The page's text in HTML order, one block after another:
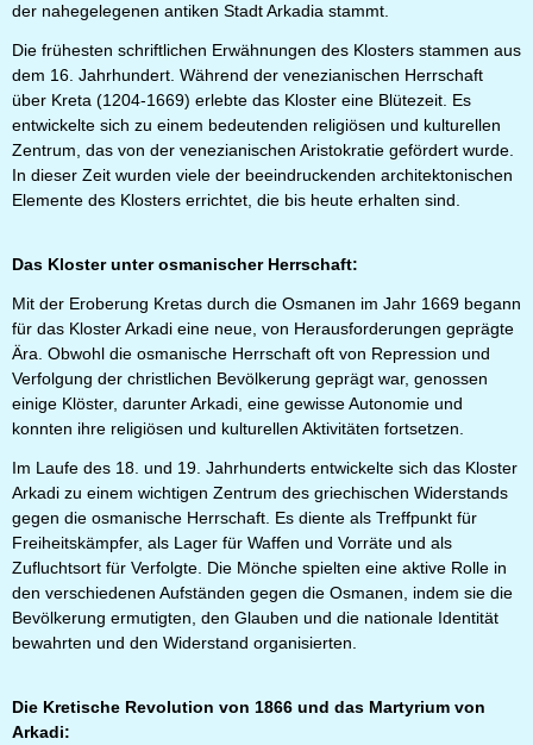
der nahegelegenen antiken Stadt Arkadia stammt.
Die frühesten schriftlichen Erwähnungen des Klosters stammen aus
dem 16. Jahrhundert. Während der venezianischen Herrschaft
über Kreta (1204-1669) erlebte das Kloster eine Blütezeit. Es
entwickelte sich zu einem bedeutenden religiösen und kulturellen
Zentrum, das von der venezianischen Aristokratie gefördert wurde.
In dieser Zeit wurden viele der beeindruckenden architektonischen
Elemente des Klosters errichtet, die bis heute erhalten sind.
Das Kloster unter osmanischer Herrschaft:
Mit der Eroberung Kretas durch die Osmanen im Jahr 1669 begann
für das Kloster Arkadi eine neue, von Herausforderungen geprägte
Ära. Obwohl die osmanische Herrschaft oft von Repression und
Verfolgung der christlichen Bevölkerung geprägt war, genossen
einige Klöster, darunter Arkadi, eine gewisse Autonomie und
konnten ihre religiösen und kulturellen Aktivitäten fortsetzen.
Im Laufe des 18. und 19. Jahrhunderts entwickelte sich das Kloster
Arkadi zu einem wichtigen Zentrum des griechischen Widerstands
gegen die osmanische Herrschaft. Es diente als Treffpunkt für
Freiheitskämpfer, als Lager für Waffen und Vorräte und als
Zufluchtsort für Verfolgte. Die Mönche spielten eine aktive Rolle in
den verschiedenen Aufständen gegen die Osmanen, indem sie die
Bevölkerung ermutigten, den Glauben und die nationale Identität
bewahrten und den Widerstand organisierten.
Die Kretische Revolution von 1866 und das Martyrium von
Arkadi: